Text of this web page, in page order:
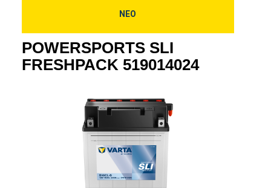
ΝΕΟ
POWERSPORTS SLI
FRESHPACK 519014024